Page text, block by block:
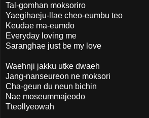
Tal-gomhan moksoriro
Yaegihaeju-llae cheo-eumbu teo
Keudae ma-eumdo
Everyday loving me
Saranghae just be my love
Waehnji jakku utke dwaeh
Jang-nanseureon ne moksori
Cha-geun du neun bichin
Nae moseummajeodo
Tteollyeowah